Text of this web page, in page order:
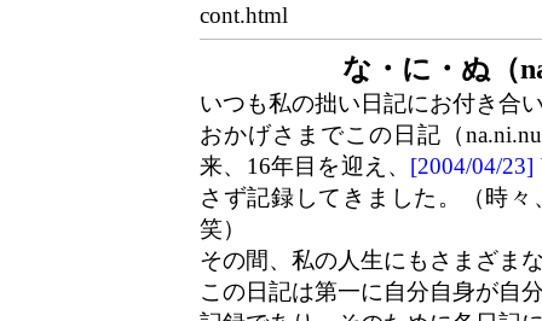
cont.html
な・に・ぬ（
いつも私の拙い日記にお付き合
おかげさまでこの日記（
来、16年目を迎え、 [2004/04/23]
さず記録してきました。（時
笑）
その間、私の人生にもさまざま
この日記は第一に自分自身が自